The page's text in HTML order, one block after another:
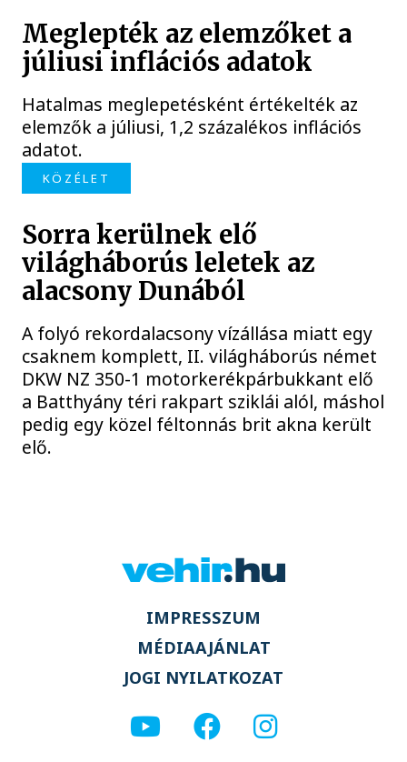
Meglepték az elemzőket a
júliusi inflációs adatok
Hatalmas meglepetésként értékelték az
elemzők a júliusi, 1,2 százalékos inflációs
adatot.
KÖZÉLET
Sorra kerülnek elő
világháborús leletek az
alacsony Dunából
A folyó rekordalacsony vízállása miatt egy
csaknem komplett, II. világháborús német
DKW NZ 350-1 motorkerékpárbukkant elő
a Batthyány téri rakpart sziklái alól, máshol
pedig egy közel féltonnás brit akna került
elő.
IMPRESSZUM
MÉDIAAJÁNLAT
JOGI NYILATKOZAT